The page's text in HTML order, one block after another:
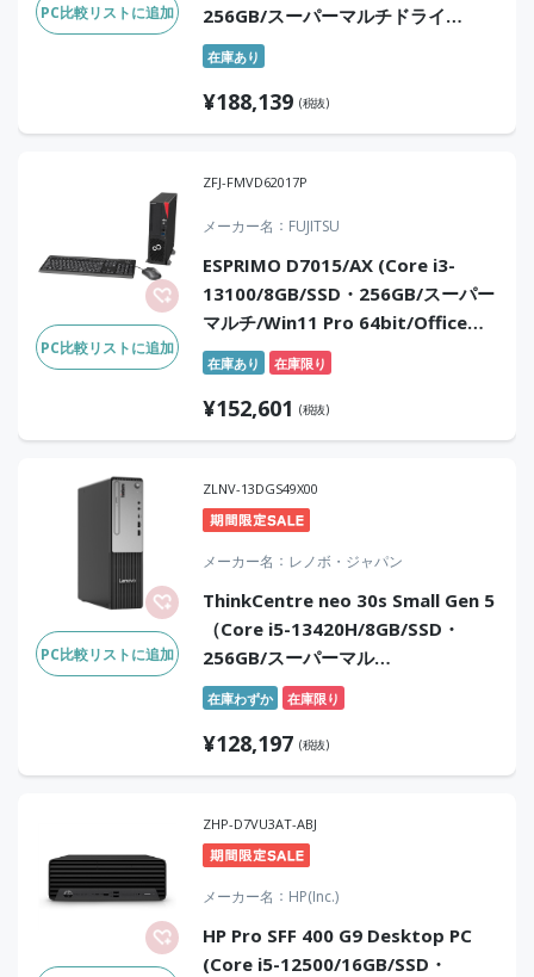
PC比較リストに追加
256GB/スーパーマルチドライ
ブ/Win11Pro/Office Home &
Business 2024(DA版))
在庫あり
¥188,139 (税抜)
PC比較リストに追加
ZFJ-FMVD62017P
メーカー名 FUJITSU
ESPRIMO D7015/AX (Core i3-
13100/8GB/SSD・256GB/スーパー
マルチ/Win11 Pro 64bit/Office
Home & Business 2024)
在庫あり 在庫限り
¥152,601 (税抜)
PC比較リストに追加
ZLNV-13DGS49X00
メーカー名 レノボ・ジャパン
ThinkCentre neo 30s Small Gen 5
（Core i5-13420H/8GB/SSD・
256GB/スーパーマル
チ/Win11Pro/Office無）
在庫わずか 在庫限り
¥128,197 (税抜)
ZHP-D7VU3AT-ABJ
メーカー名 HP(Inc.)
HP Pro SFF 400 G9 Desktop PC
(Core i5-12500/16GB/SSD・